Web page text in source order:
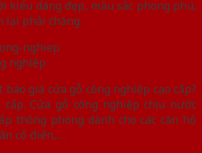
kiểu dáng đẹp, màu sắc phong phú,
lại phải chăng.
nghiệp
giá cửa gỗ công nghiệp cao cấp?
cấp. Cửa gỗ công nghiệp chịu nước
thông phòng dành cho các căn hộ
cổ điển,….